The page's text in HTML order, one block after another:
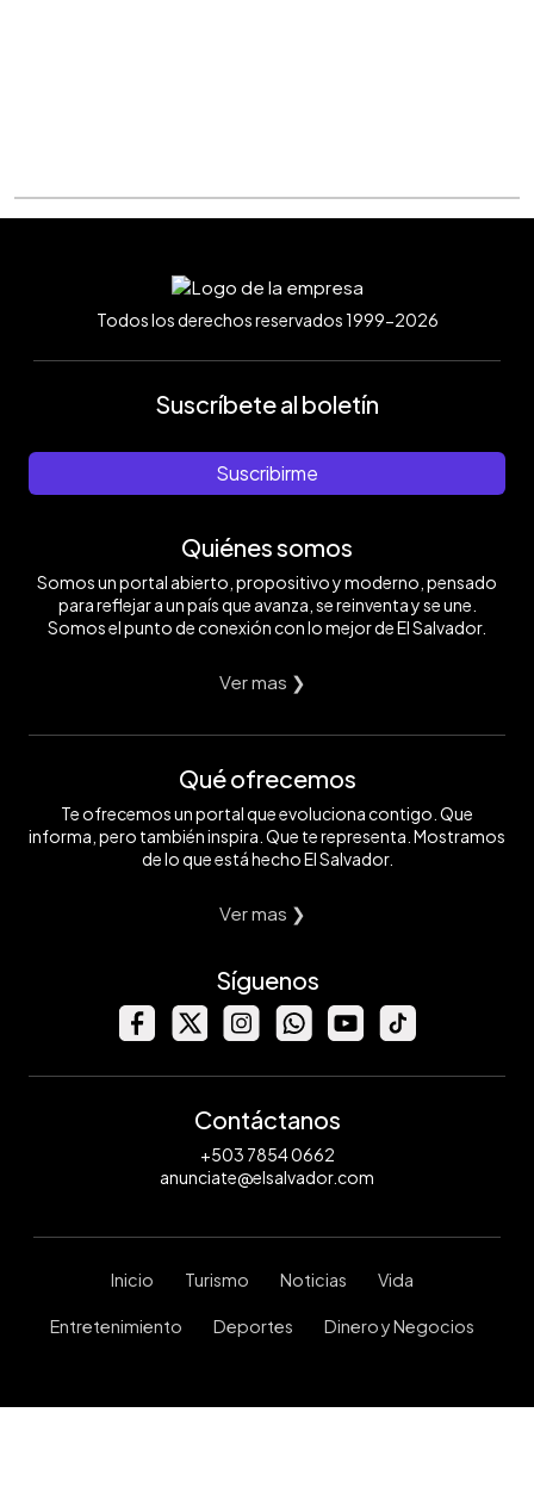
Todos los derechos reservados 1999-2026
Suscríbete al boletín
Suscribirme
Quiénes somos
Somos un portal abierto, propositivo y moderno, pensado
para reflejar a un país que avanza, se reinventa y se une.
Somos el punto de conexión con lo mejor de El Salvador.
Ver mas ❯
Qué ofrecemos
Te ofrecemos un portal que evoluciona contigo. Que
informa, pero también inspira. Que te representa. Mostramos
de lo que está hecho El Salvador.
Ver mas ❯
Síguenos
Contáctanos
+503 7854 0662
anunciate@elsalvador.com
Inicio Turismo Noticias Vida
Entretenimiento Deportes Dinero y Negocios